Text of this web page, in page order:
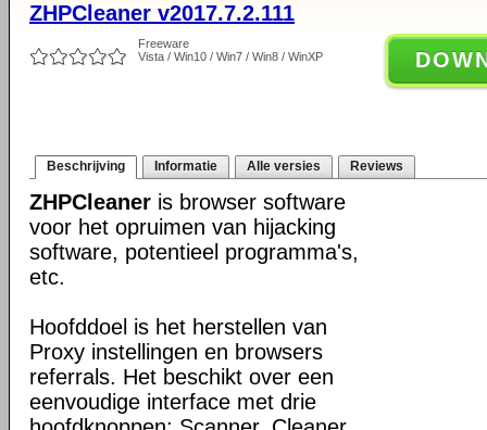
ZHPCleaner v2017.7.2.111
Freeware
Vista / Win10 / Win7 / Win8 / WinXP
Beschrijving Informatie Alle versies Reviews
ZHPCleaner is browser software
voor het opruimen van hijacking
software, potentieel programma's,
etc.
Hoofddoel is het herstellen van
Proxy instellingen en browsers
referrals. Het beschikt over een
eenvoudige interface met drie